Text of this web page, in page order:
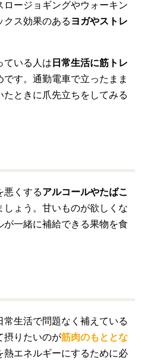
ロージョギングやウォーキン
クス効果のある ヨガやストレ
ている人は 日常生活に筋トレ
です。通勤電車で立ったまま
ときに爪先立ちをしてみる
悪くするアルコールやたばこ
ょう。甘いものが欲しくな
一緒に補給できる果物を食
生活で問題なく補えている
摂りたいのが筋肉のもととな
熱エネルギーにするために必